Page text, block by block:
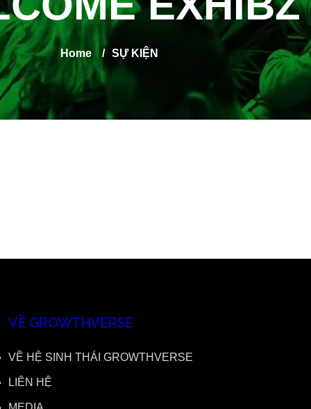
Home / SỰ KIỆN
VỀ GROWTHVERSE
VỀ HỆ SINH THÁI GROWTHVERSE
LIÊN HỆ